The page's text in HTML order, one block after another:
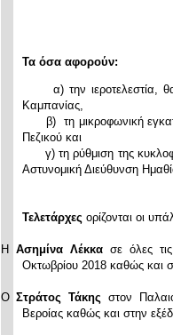
Τα όσα αφορούν:
α) την ιεροτελεστία,
Καμπανίας,
β)
τη μικροφωνική
Πεζικού και
γ) τη ρύθμιση της
Αστυνομική Διεύθυνση
Τελετάρχες ορίζονται οι
Η Ασημίνα Λέκκασε όλες
Οκτωβρίου 2018 καθώς και
ΟΣτράτος Τάκης στον
Βεροίας καθώς και στην